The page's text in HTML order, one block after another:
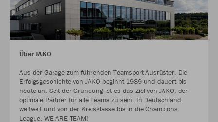
Über JAKO
Aus der Garage zum führenden Teamsport-Ausrüster. Die
Erfolgsgeschichte von JAKO beginnt 1989 und dauert bis
heute an. Seit der Gründung ist es das Ziel von JAKO, der
optimale Partner für alle Teams zu sein. In Deutschland,
weltweit und von der Kreisklasse bis in die Champions
League. WE ARE TEAM!